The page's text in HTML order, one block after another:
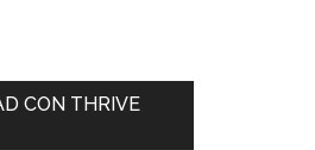
CON THRIVE